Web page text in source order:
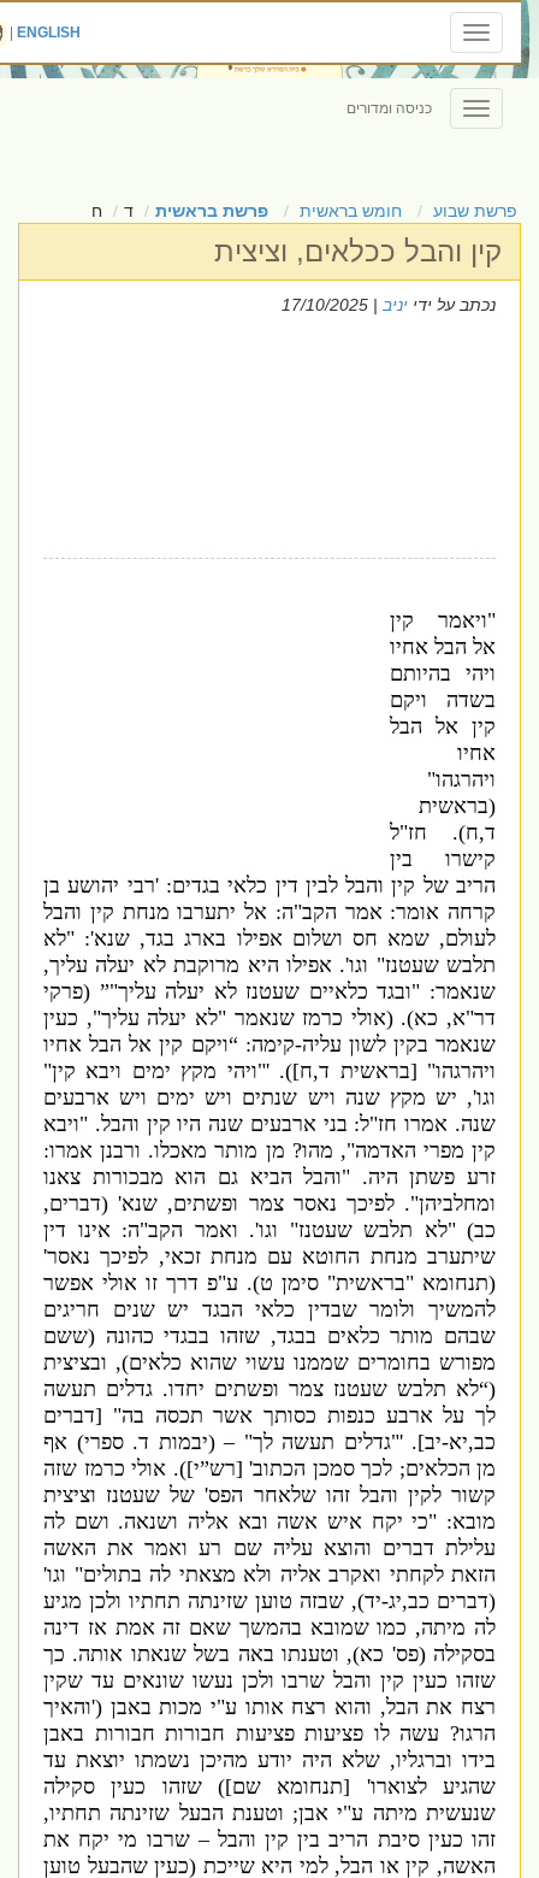
Toggle
navigation
ENGLISH
|
Toggle
navigation
כניסה ומדורים
פרשת שבוע חומש בראשית פרשת בראשית ד ח
קין והבל ככלאים, וציצית
נכתב על ידייניב| 17/10/2025
ויאמר קין
אל הבל אחיו
ויהי בהיותם
בשדה ויקם
קין אל הבל
אחיו
ויהרגהו"
בראשית
ח). חז"ל
קישרו בין
הריב של קין והבל לבין דין כלאי בגדים:'רבי יהושע בן
קרחה אומר:אמר הקב"ה:אל יתערבו מנחת קין והבל
לעולם,שמא חס ושלום אפילו בארג בגד,שנא': " לא
תלבש שעטנז"וגו '.אפילו היא מרוקבת לא יעלה עליך,
שנאמר: " ובגד כלאיים שעטנז לא יעלה עליך"
” (פרקי
דר"א,כא). (אולי כרמז שנאמר"לא יעלה עליך",כעין
שנאמר בקין לשון עליה-קימה: “ ויקם קין אל הבל אחיו
ויהרגהו" [ בראשית ד ח]). '" ויהי מקץ ימים ויבא קין"
',יש מקץ שנה ויש שנתים ויש ימים ויש ארבעים
שנה.אמרו חז "ל:בניארבעים שנה היו קין והבל. "ויבא
קין מפרי האדמה",מהו?מן מותר מאכלו.ורבנן אמרו:
זרע פשתן היה. " והבל הביא גם הוא מבכורות צאנו
ומחלביהן".לפיכך נאסר צמר ופשתים,שנא' (דברים,
כב) " לא תלבש שעטנז"וגו '.ואמר הקב"ה:אינו דין
שיתערב מנחת החוטא עם מנחת זכאי,לפיכך נאסר'
תנחומא" בראשית"סימן ט ).ע "פ דרך זו אולי אפשר
להמשיך ולומר שבדין כלאי הבגד יש שנים חריגים
שבהם מותר כלאים בבגד,שזהו בבגדיכהונה( ששם
מפורש בחומרים שממנו עשוי שהוא כלאים),ובציצית
לא תלבש שעטנז צמר ופשתים יחדו.גדלים תעשה
לך על ארבע כנפות כסותך אשר תכסה בה" [ דברים
כב,יא-יב]. '
" גדלים תעשה לך" – (יבמות ד .ספרי)אף
מן הכלאים;לכך סמכן הכתוב' [רש”י]
).אולי כרמז שזה
קשור לקין והבל זהו שלאחר הפס'של שעטנז וציצית
מובא: " כי יקח איש אשה ובא אליה ושנאה.ושם לה
עלילת דברים והוצא עליה שם רע ואמר את האשה
הזאת לקחתי ואקרב אליה ולא מצאתי לה בתולים"וגו '
דברים כב,יג-יד),שבזה טוען שזינתה תחתיו ולכן מגיע
לה מיתה,כמו שמובא בהמשך שאם זה אמת אז דינה
בסקילה(פס'כא),וטענתו באה בשל שנאתו אותה.כך
שזהו כעין קין והבל שרבו ולכן נעשו שונאים עד שקין
רצח את הבל,והוא רצח אותו ע "י מכות באבן(' והאיך
הרגו?עשה לו פציעות פציעות חבורות חבורות באבן
בידו וברגליו,שלא היה יודע מהיכן נשמתו יוצאת עד
שהגיע לצוארו' [ תנחומא שם])שזהו כעין סקילה
שנעשית מיתה ע "י אבן;וטענת הבעל שזינתה תחתיו,
זהו כעין סיבת הריב בין קין והבל – שרבו מי יקח את
האשה,קין או הבל,למי היא שייכת(כעין שהבעל טוען